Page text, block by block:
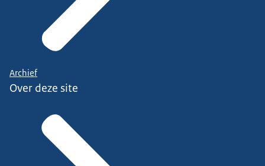
Archief
Over deze site